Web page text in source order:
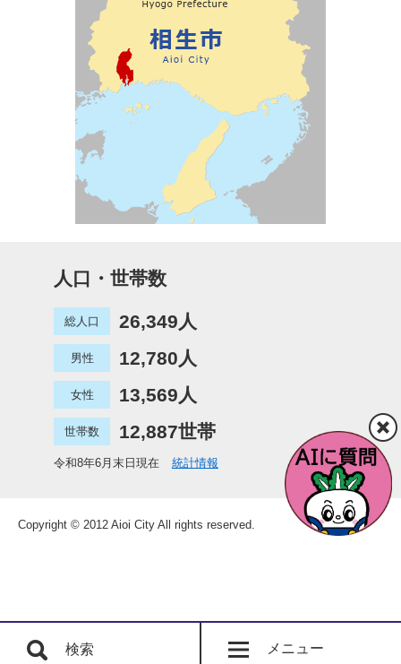
検索 メニュー
人口・世帯数
総人口 26,349人
男性 12,780人
女性 13,569人
世帯数 12,887世帯
令和8年6月末日現在 統計情報
Copyright © 2012 Aioi City All rights reserved.